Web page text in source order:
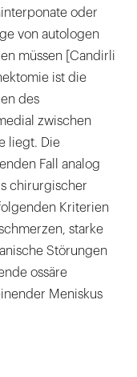
oder
von autologen
müssen [Candirli
ist die
des
zwischen
liegt. Die
Fall analog
chirurgischer
Kriterien
starke
Störungen
ossäre
Meniskus